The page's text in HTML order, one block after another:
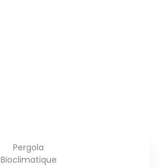
Pergola
Bioclimatique